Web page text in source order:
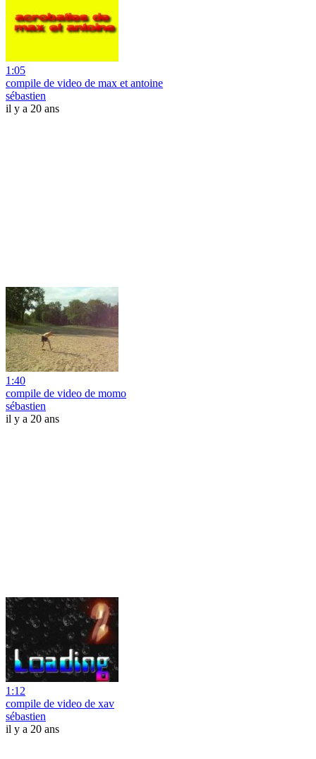
1:05
compile de video de max et antoine
sébastien
il y a 20 ans
1:40
compile de video de momo
sébastien
il y a 20 ans
1:12
compile de video de xav
sébastien
il y a 20 ans